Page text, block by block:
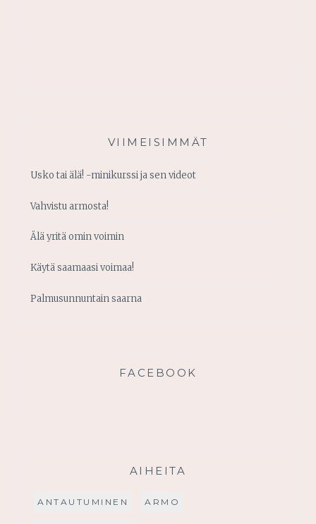
VIIMEISIMMÄT
Usko tai älä! -minikurssi ja sen videot
Vahvistu armosta!
Älä yritä omin voimin
Käytä saamaasi voimaa!
Palmusunnuntain saarna
FACEBOOK
AIHEITA
ANTAUTUMINEN ARMO